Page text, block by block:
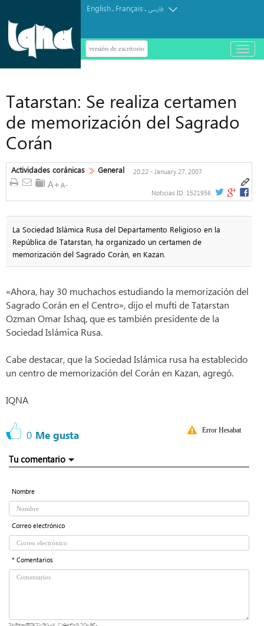
English. Français.فارسی
versión de escritorio
باز
و
Tatarstan: Se realiza certamen
de memorización del Sagrado
Corán
Actividades coránicas General 20:22 - January 27, 2007
Noticias ID: 1521956
La Sociedad Islámica Rusa del Departamento Religioso en la
República de Tatarstan, ha organizado un certamen de
memorización del Sagrado Corán, en Kazan.
«Ahora, hay 30 muchachos estudiando la memorización del
Sagrado Corán en el Centro», dijo el mufti de Tatarstan
Ozman Omar Ishaq, que es también presidente de la
Sociedad Islámica Rusa.
Cabe destacar, que la Sociedad Islámica rusa ha establecido
un centro de memorización del Corán en Kazan, agregó.
IQNA
0 Me gusta Error Hesabat
Tu comentario
Nombre
Correo electrónico
* Comentarios